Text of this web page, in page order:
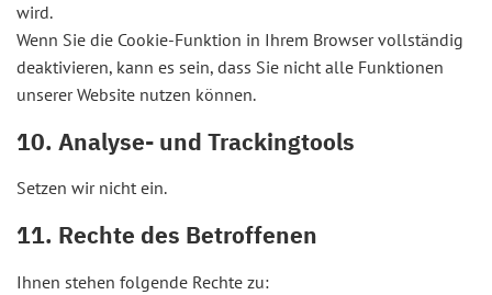
wird.
Wenn Sie die Cookie-Funktion in Ihrem Browser vollständig
deaktivieren, kann es sein, dass Sie nicht alle Funktionen
unserer Website nutzen können.
10. Analyse- und Trackingtools
Setzen wir nicht ein.
11. Rechte des Betroffenen
Ihnen stehen folgende Rechte zu: